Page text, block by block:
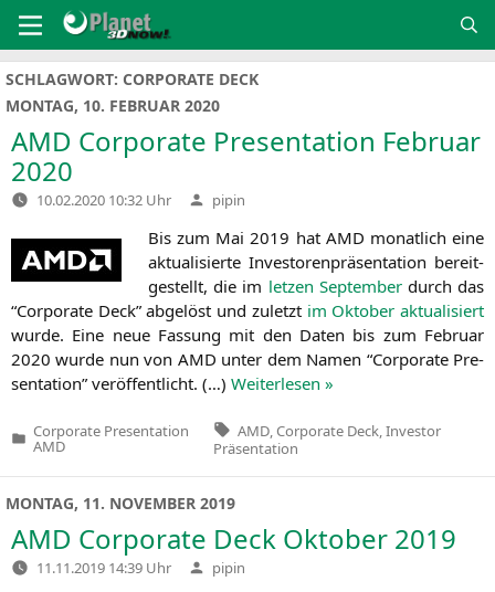
Inhalt
springen
SCHLAGWORT: CORPORATE DECK
MONTAG, 10. FEBRUAR 2020
AMD Corporate Presentation Februar
2020
10.02.2020 10:32 Uhr Verfasst
von
pipin
Bis zum Mai 2019 hat AMD monat­lich eine
aktua­li­sier­te Inves­to­ren­prä­sen­ta­ti­on bereit­
ge­stellt, die im let­zen Sep­tem­berdurch das
“Cor­po­ra­te Deck” abge­löst und zuletzt im Okto­ber aktua­li­siert
wur­de. Eine neue Fas­sung mit den Daten bis zum Febru­ar
2020 wur­de nun von AMD unter dem Namen “Cor­po­ra­te Pre­
sen­ta­ti­on” ver­öf­fent­licht. (…) Wei­ter­le­sen »
Veröffentlicht
Corporate Presentation
AMD
Tags:
AMD ,Corporate Deck ,Investor
Präsentation
MONTAG, 11. NOVEMBER 2019
AMD Corporate Deck Oktober 2019
11.11.2019 14:39 Uhr Verfasst
von
pipin